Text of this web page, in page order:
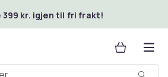
399 kr. igjen til fri frakt!